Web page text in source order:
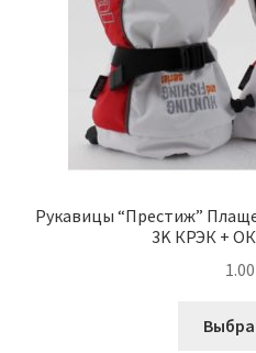
Рукавицы “Престиж”
3K КРЭК +
1.00